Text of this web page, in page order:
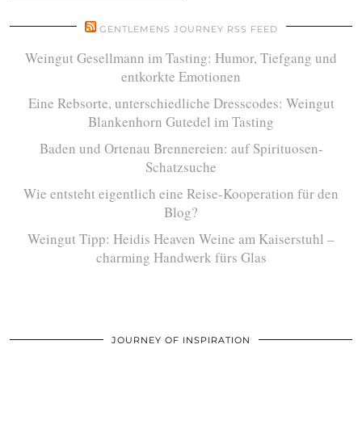
GENTLEMENS JOURNEY RSS FEED
Weingut Gesellmann im Tasting: Humor, Tiefgang und
entkorkte Emotionen
Eine Rebsorte, unterschiedliche Dresscodes: Weingut
Blankenhorn Gutedel im Tasting
Baden und Ortenau Brennereien: auf Spirituosen-
Schatzsuche
Wie entsteht eigentlich eine Reise-Kooperation für den
Blog?
Weingut Tipp: Heidis Heaven Weine am Kaiserstuhl –
charming Handwerk fürs Glas
JOURNEY OF INSPIRATION